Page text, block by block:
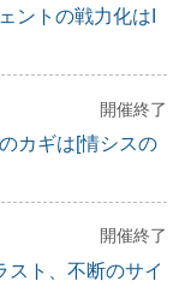
ントの戦力化はI
開催終了
カギは[情シスの
開催終了
スト、不断のサイ